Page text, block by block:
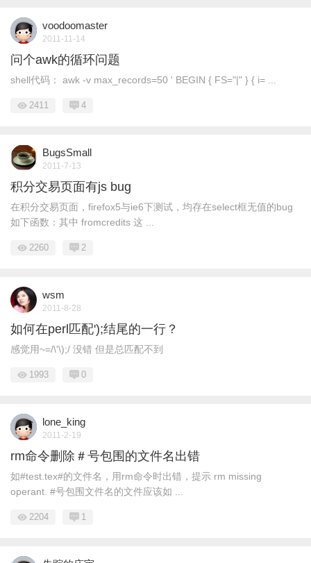
voodoomaster
2011-11-14
问个awk的循环问题
shell代码： awk -v max_records=50 ' BEGIN { FS="|" } { i= ...
2411 4
BugsSmall
2011-7-13
积分交易页面有js bug
在积分交易页面，firefox5与ie6下测试，均存在select框无值的bug
如下函数：其中 fromcredits 这 ...
2260 2
wsm
2011-8-28
如何在perl匹配');结尾的一行？
感觉用~=/\'\);/ 没错 但是总匹配不到
1993 0
lone_king
2011-2-19
rm命令删除＃号包围的文件名出错
如#test.tex#的文件名，用rm命令时出错，提示 rm missing
operant. #号包围文件名的文件应该如 ...
2204 1